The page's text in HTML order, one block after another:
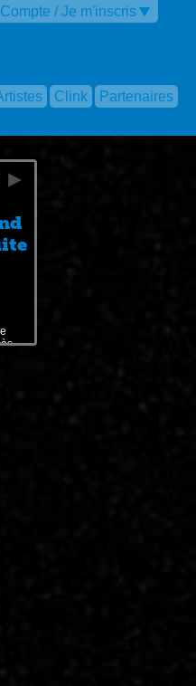
/ Je m'inscris
Clink Partenaires
...